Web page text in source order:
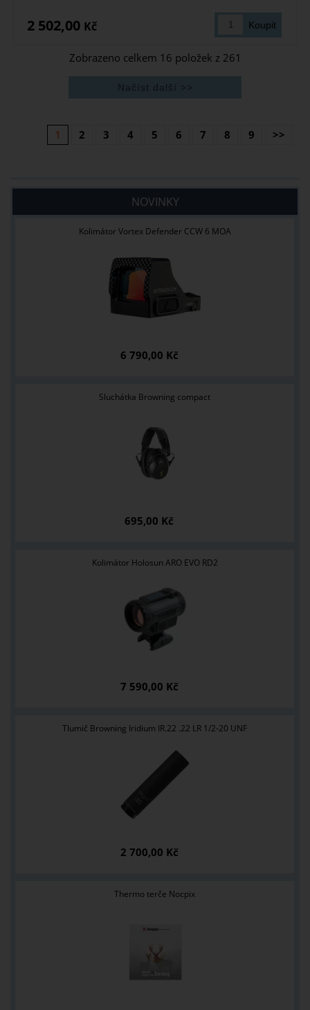
2 502,00 Kč
Zobrazeno celkem 16 položek z 261
1 2 3 4 5 6 7 8 9 >>
NOVINKY
Kolimátor Vortex Defender CCW 6 MOA
6 790,00 Kč
Sluchátka Browning compact
695,00 Kč
Kolimátor Holosun ARO EVO RD2
7 590,00 Kč
Tlumič Browning Iridium IR.22 .22 LR 1/2-20 UNF
2 700,00 Kč
Thermo terče Nocpix